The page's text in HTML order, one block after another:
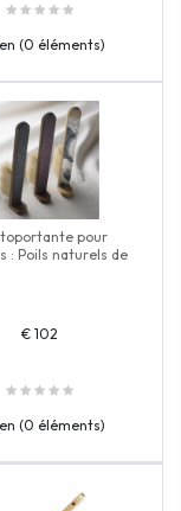
(0 éléments)
pour
: Poils naturels de
€ 102
(0 éléments)